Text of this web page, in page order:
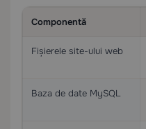
Componentă
Fișierele site-ului web
Baza de date MySQL